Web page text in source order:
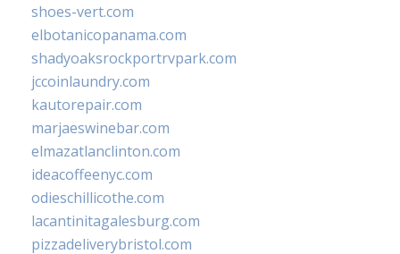
shoes-vert.com
elbotanicopanama.com
shadyoaksrockportrvpark.com
jccoinlaundry.com
kautorepair.com
marjaeswinebar.com
elmazatlanclinton.com
ideacoffeenyc.com
odieschillicothe.com
lacantinitagalesburg.com
pizzadeliverybristol.com